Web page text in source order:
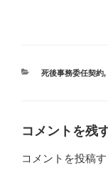
カ
ー
死後事務委任契約,
コメントを残
コメントを投稿